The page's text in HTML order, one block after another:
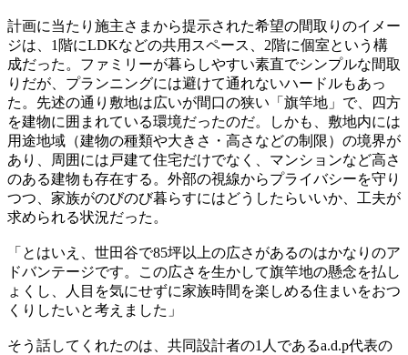
計画に当たり施主さまから提示された希望の間取りのイメー
ジは、1階にLDKなどの共用スペース、2階に個室という構
成だった。ファミリーが暮らしやすい素直でシンプルな間取
りだが、プランニングには避けて通れないハードルもあっ
た。先述の通り敷地は広いが間口の狭い「旗竿地」で、四方
を建物に囲まれている環境だったのだ。しかも、敷地内には
用途地域（建物の種類や大きさ・高さなどの制限）の境界が
あり、周囲には戸建て住宅だけでなく、マンションなど高さ
のある建物も存在する。外部の視線からプライバシーを守り
つつ、家族がのびのび暮らすにはどうしたらいいか、工夫が
求められる状況だった。
「とはいえ、世田谷で85坪以上の広さがあるのはかなりのア
ドバンテージです。この広さを生かして旗竿地の懸念を払し
ょくし、人目を気にせずに家族時間を楽しめる住まいをおつ
くりしたいと考えました」
そう話してくれたのは、共同設計者の1人であるa.d.p代表の